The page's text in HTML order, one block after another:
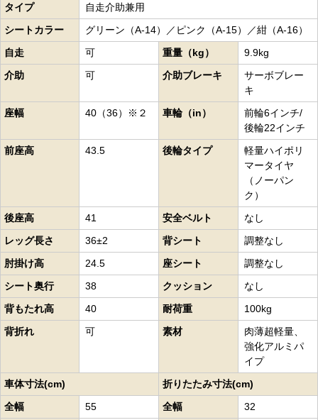
タイプ
自走介助兼用
シートカラー
グリーン（A-14）／ピンク（A-15）／紺（A-16）
自走
可 重量（kg）
9.9kg
介助
可 介助ブレーキ
サーボブレー
キ
座幅
40（36）※２ 車輪（in）
前輪6インチ/
後輪22インチ
前座高
43.5 後輪タイプ
軽量ハイポリ
マータイヤ
（ノーパン
ク）
後座高
41 安全ベルト
なし
レッグ長さ
36±2 背シート
調整なし
肘掛け高
24.5 座シート
調整なし
シート奥行
38 クッション
なし
背もたれ高
40 耐荷重
100kg
背折れ
可 素材
肉薄超軽量、
強化アルミパ
イプ
車体寸法(cm)
折りたたみ寸法(cm)
全幅
55 全幅
32